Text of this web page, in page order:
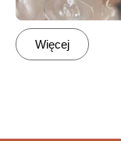
Więcej